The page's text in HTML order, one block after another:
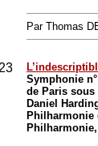
Par Thomas
Symphonie
de Paris
Daniel
Philharmonie